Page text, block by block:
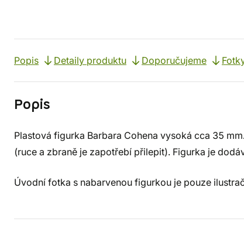
Popis Detaily produktu Doporučujeme
Popis
Plastová figurka Barbara Cohena vysoká cca 35
(ruce a zbraně je zapotřebí přilepit). Figurka je
Úvodní fotka s nabarvenou figurkou je pouze